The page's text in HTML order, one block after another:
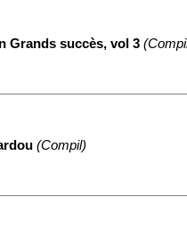
Grands succès, vol 3
(Compil)